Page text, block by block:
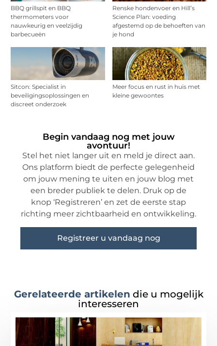
BBQ grillspit en BBQ
thermometers voor
nauwkeurig en veelzijdig
barbecueën
Renske hondenvoer en Hill’s
Science Plan: voeding
afgestemd op de behoeften van
je hond
Sitcon: Specialist in
beveiligingsoplossingen en
discreet onderzoek
Meer focus en rust in huis met
kleine gewoontes
Begin vandaag nog met jouw
avontuur!
Stel het niet langer uit en meld je direct aan.
Ons platform biedt de perfecte gelegenheid
om jouw mening te uiten en jouw blog met
een breder publiek te delen. Druk op de
knop ‘Registreren’ en zet de eerste stap
richting meer zichtbaarheid en ontwikkeling.
Registreer u vandaag nog
Gerelateerde artikelen die u mogelijk
interesseren